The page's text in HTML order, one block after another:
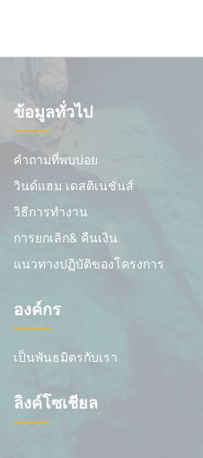
ข้อมูลทั่วไป
คำถามที่พบบ่อย
วินด์แฮม เดสติเนชั่นส์
วิธีการทำงาน
การยกเลิก& คืนเงิน
แนวทางปฏิบัติของโครงการ
องค์กร
เป็นพันธมิตรกับเรา
ลิงค์โซเชียล